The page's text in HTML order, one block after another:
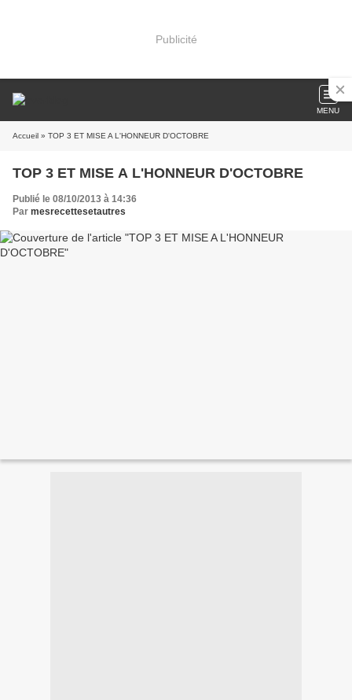
Publicité
MENU
Accueil » TOP 3 ET MISE A L'HONNEUR D'OCTOBRE
TOP 3 ET MISE A L'HONNEUR D'OCTOBRE
Publié le 08/10/2013 à 14:36
Par mesrecettesetautres